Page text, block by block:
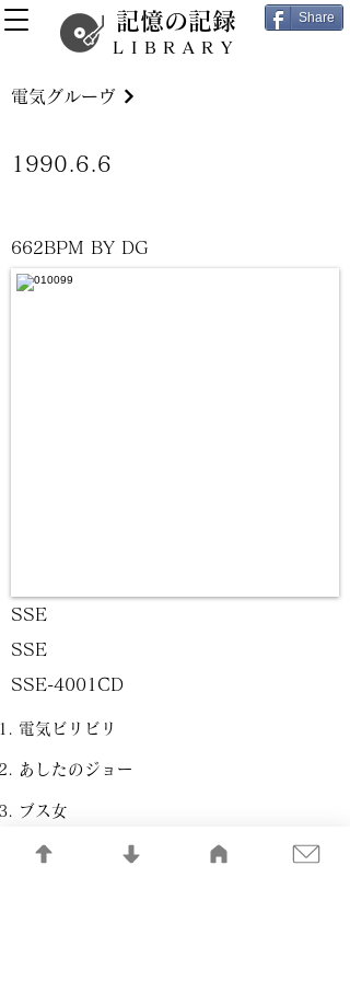
記憶の記録
LIBRARY
Share
662BPM BY DG
電気ビリビリ
あしたのジョー
ブス女
ウィアー
電気グルーヴ
1990.6.6
SSE
SSE
SSE-4001CD